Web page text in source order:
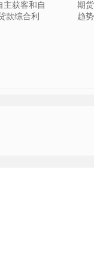
获客和自
款综合利
期
趋